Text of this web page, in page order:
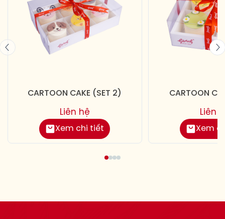
CARTOON CAKE (SET 2)
Xem chi tiết
Liên hệ
CARTOON
Xem
Liên